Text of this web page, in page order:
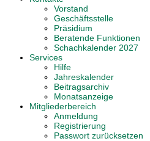
Vorstand
Geschäftsstelle
Präsidium
Beratende Funktionen
Schachkalender 2027
Services
Hilfe
Jahreskalender
Beitragsarchiv
Monatsanzeige
Mitgliederbereich
Anmeldung
Registrierung
Passwort zurücksetzen